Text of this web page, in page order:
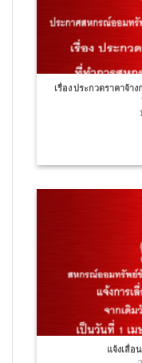
เรื่อง ประกวดราคาจ้า
แจ้งเลื่อ